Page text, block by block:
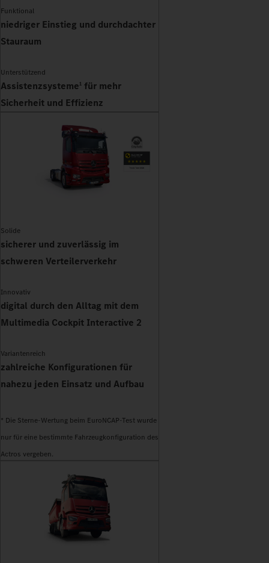
Funktional
niedriger Einstieg und durchdachter
Stauraum
Unterstützend
Assistenzsysteme1 für mehr
Sicherheit und Effizienz
Solide
sicherer und zuverlässig im
schweren Verteilerverkehr
Innovativ
digital durch den Alltag mit dem
Multimedia Cockpit Interactive 2
Variantenreich
zahlreiche Konfigurationen für
nahezu jeden Einsatz und Aufbau
* Die Sterne-Wertung beim EuroNCAP-Test wurde
nur für eine bestimmte Fahrzeugkonfiguration des
Actros vergeben.